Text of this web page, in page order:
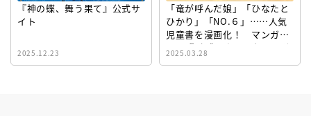
『神の蝶、舞う果て』公式サ
イト
2025.12.23
「竜が呼んだ娘」「ひなたと
ひかり」「NO.６」……人気
児童書を漫画化！ マンガサ
イト『ビブリオシリウス』誕
生！
2025.03.28